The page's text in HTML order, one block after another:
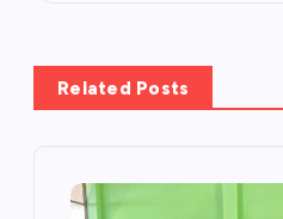
Related Posts